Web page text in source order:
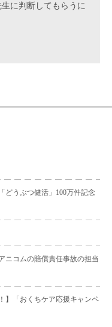
に判断してもらうに
どうぶつ健活」100万件記念
ニコムの賠償責任事故の担当
】「おくちケア応援キャンペ